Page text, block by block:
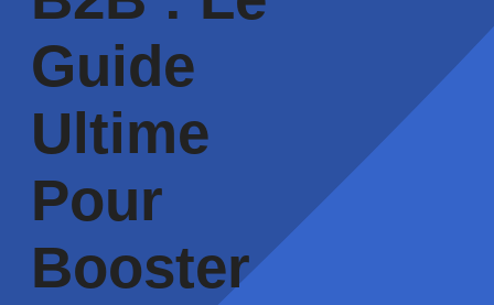
Guide
Ultime
Pour
Booster